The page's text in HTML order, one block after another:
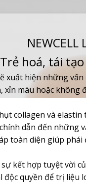
NEWCELL
Trẻ hoá, tái
xuất hiện những
xỉn màu hoặc không
collagen và elastin
dẫn đến những
toàn diện giúp phái
kết hợp tuyệt vời
độc quyền để trị